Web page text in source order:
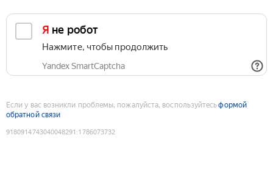
Я не робот
Нажмите, чтобы продолжить
Yandex SmartCaptcha
Если у вас возникли проблемы, пожалуйста, воспользуйтесьформой
обратной связи
9180914743040048291 :1786073732